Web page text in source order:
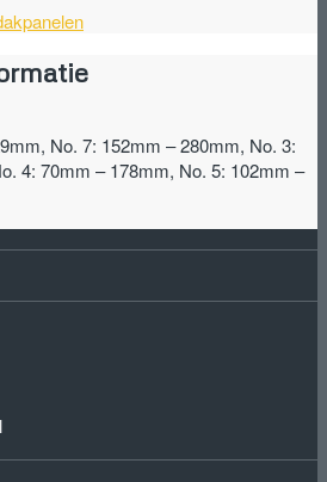
No. 7: 152mm – 280mm, No. 3:
4: 70mm – 178mm, No. 5: 102mm –